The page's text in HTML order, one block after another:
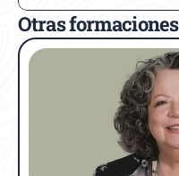
Otras